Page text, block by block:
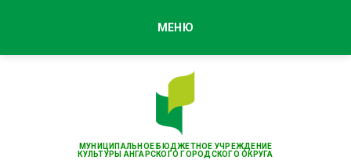
МУНИЦИПАЛЬНОЕ БЮДЖЕТНОЕ УЧРЕЖДЕНИЕ
КУЛЬТУРЫ АНГАРСКОГО ГОРОДСКОГО ОКРУГА
МЕНЮ